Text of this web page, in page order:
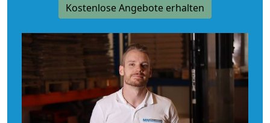
Kostenlose Angebote erhalten